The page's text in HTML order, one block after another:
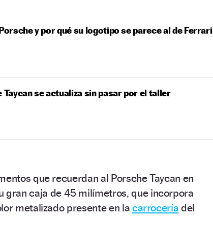
y por qué su logotipo se parece al de Ferrari
Taycan se actualiza sin pasar por el taller
que recuerdan al Porsche Taycan en
gran caja de 45 milímetros, que incorpora
metalizado presente en la carrocería del